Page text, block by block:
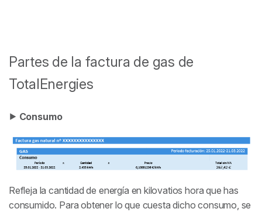
Partes de la factura de gas de
TotalEnergies
⯈ Consumo
Refleja la cantidad de energía en kilovatios hora que has
consumido. Para obtener lo que cuesta dicho consumo, se